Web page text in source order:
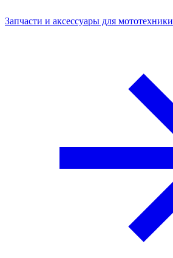
Запчасти и аксессуары для мототехники